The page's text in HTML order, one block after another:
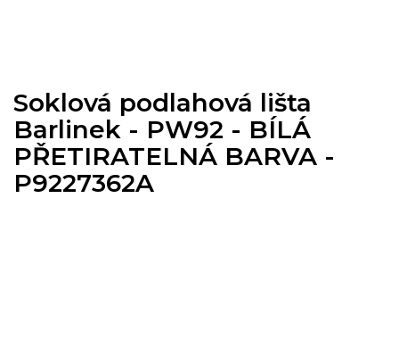
Soklová podlahová lišta
Barlinek - PW92 - BÍLÁ
PŘETIRATELNÁ BARVA -
P9227362A